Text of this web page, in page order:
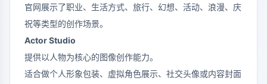
官网展示了职业、生活方式、旅行、幻想、活动、浪漫、庆
祝等类型的创作场景。
Actor Studio
提供以人物为核心的图像创作能力。
适合做个人形象包装、虚拟角色展示、社交头像或内容封面